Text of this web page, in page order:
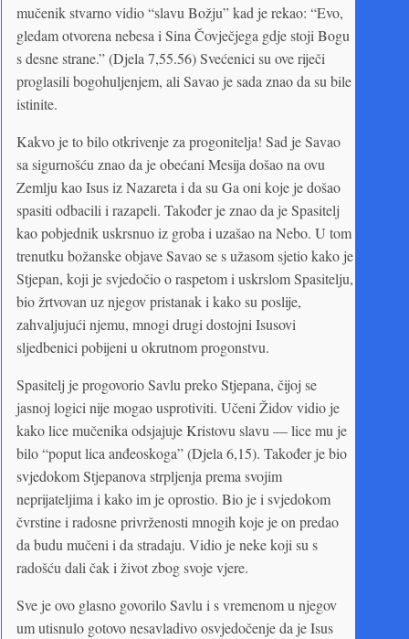
mučenik stvarno vidio “slavu Božju” kad je rekao: “Evo,
gledam otvorena nebesa i Sina Čovječjega gdje stoji Bogu
s desne strane.” (Djela 7,55.56) Svećenici su ove riječi
proglasili bogohuljenjem, ali Savao je sada znao da su bile
istinite.
Kakvo je to bilo otkrivenje za progonitelja! Sad je Savao
sa sigurnošću znao da je obećani Mesija došao na ovu
Zemlju kao Isus iz Nazareta i da su Ga oni koje je došao
spasiti odbacili i razapeli. Također je znao da je Spasitelj
kao pobjednik uskrsnuo iz groba i uzašao na Nebo. U tom
trenutku božanske objave Savao se s užasom sjetio kako je
Stjepan, koji je svjedočio o raspetom i uskrslom Spasitelju,
bio žrtvovan uz njegov pristanak i kako su poslije,
zahvaljujući njemu, mnogi drugi dostojni Isusovi
sljedbenici pobijeni u okrutnom progonstvu.
Spasitelj je progovorio Savlu preko Stjepana, čijoj se
jasnoj logici nije mogao usprotiviti. Učeni Židov vidio je
kako lice mučenika odsjajuje Kristovu slavu — lice mu je
bilo “poput lica anđeoskoga” (Djela 6,15). Također je bio
svjedokom Stjepanova strpljenja prema svojim
neprijateljima i kako im je oprostio. Bio je i svjedokom
čvrstine i radosne privrženosti mnogih koje je on predao
da budu mučeni i da stradaju. Vidio je neke koji su s
radošću dali čak i život zbog svoje vjere.
Sve je ovo glasno govorilo Savlu i s vremenom u njegov
um utisnulo gotovo nesavladivo osvjedočenje da je Isus